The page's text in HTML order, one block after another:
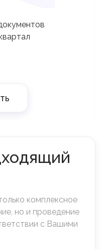
комплексное
но и проведение
с Вашими